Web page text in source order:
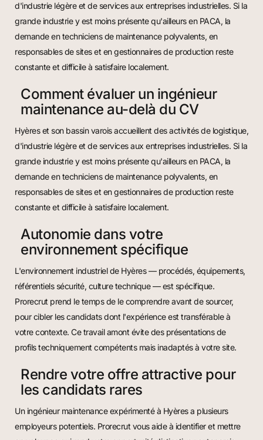
d'industrie légère et de services aux entreprises industrielles. Si la
grande industrie y est moins présente qu'ailleurs en PACA, la
demande en techniciens de maintenance polyvalents, en
responsables de sites et en gestionnaires de production reste
constante et difficile à satisfaire localement.
Comment évaluer un ingénieur
maintenance au-delà du CV
Hyères et son bassin varois accueillent des activités de logistique,
d'industrie légère et de services aux entreprises industrielles. Si la
grande industrie y est moins présente qu'ailleurs en PACA, la
demande en techniciens de maintenance polyvalents, en
responsables de sites et en gestionnaires de production reste
constante et difficile à satisfaire localement.
Autonomie dans votre
environnement spécifique
L'environnement industriel de Hyères — procédés, équipements,
référentiels sécurité, culture technique — est spécifique.
Prorecrut prend le temps de le comprendre avant de sourcer,
pour cibler les candidats dont l'expérience est transférable à
votre contexte. Ce travail amont évite des présentations de
profils techniquement compétents mais inadaptés à votre site.
Rendre votre offre attractive pour
les candidats rares
Un ingénieur maintenance expérimenté à Hyères a plusieurs
employeurs potentiels. Prorecrut vous aide à identifier et mettre